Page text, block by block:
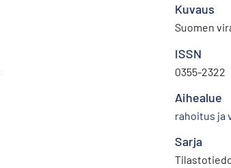
Kuvaus
Suomen
ISSN
0355-2322
Aihealue
rahoitus ja
Sarja